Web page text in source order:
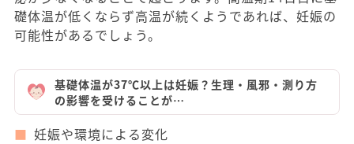
礎体温が低くならず高温が続くようであれば、妊娠の
可能性があるでしょう。
基礎体温が37℃以上は妊娠？生理・風邪・測り方
の影響を受けることが…
妊娠や環境による変化